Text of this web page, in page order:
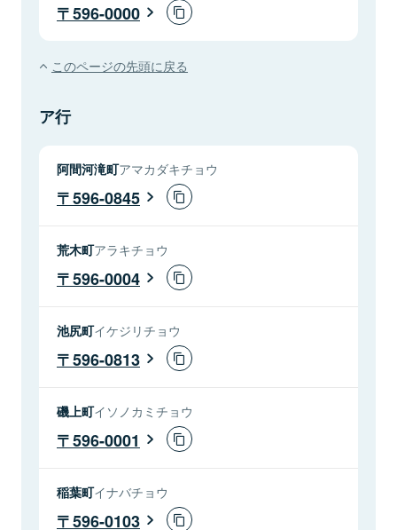
596-0000
このページの先頭に戻る
ア行
阿間河滝町アマカダキチョウ
596-0845
荒木町アラキチョウ
596-0004
池尻町イケジリチョウ
596-0813
磯上町イソノカミチョウ
596-0001
稲葉町イナバチョウ
596-0103